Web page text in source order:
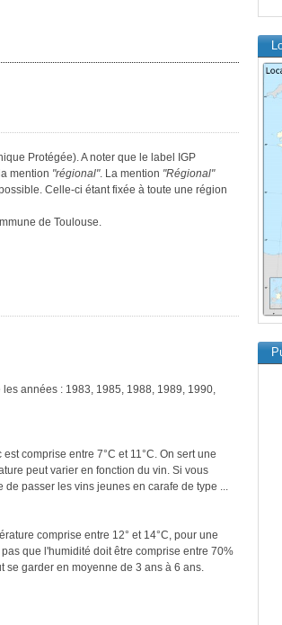
Protégée). A noter que le label IGP
mention "régional". La mention "Régional"
Celle-ci étant fixée à toute une région
de Toulouse.
années : 1983, 1985, 1988, 1989, 1990,
comprise entre 7°C et 11°C. On sert une
peut varier en fonction du vin. Si vous
passer les vins jeunes en carafe de type ...
comprise entre 12° et 14°C, pour une
que l'humidité doit être comprise entre 70%
se garder en moyenne de 3 ans à 6 ans.